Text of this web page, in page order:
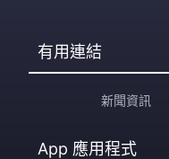
有用連結
新聞資訊
App 應用程式